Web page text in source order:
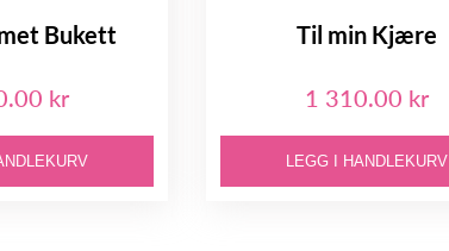
Bukett
kr
Til min Kjære
1 310.00 kr
LEGG I HANDLEKURV